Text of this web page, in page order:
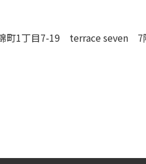
町1丁目7-19 terrace seven 7